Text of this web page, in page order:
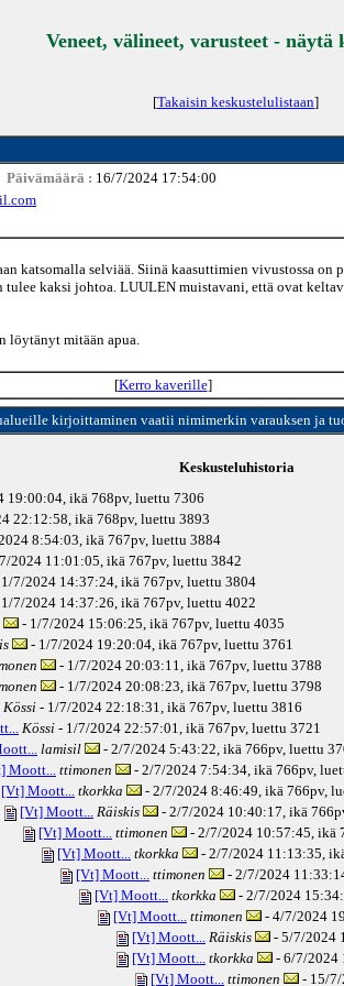
Veneet, välineet, varusteet - näytä
[Takaisin keskustelulistaan]
Päivämäärä : 16/7/2024 17:54:00
katsomalla selviää. Siinä kaasuttimien vivustossa
kaksi johtoa. LUULEN muistavani, että ovat
löytänyt mitään apua.
[Kerro kaverille]
kirjoittaminen vaatii nimimerkin varauksen ja
Keskusteluhistoria
19:00:04, ikä 768pv, luettu 7306
22:12:58, ikä 768pv, luettu 3893
8:54:03, ikä 767pv, luettu 3884
2024 11:01:05, ikä 767pv, luettu 3842
7/2024 14:37:24, ikä 767pv, luettu 3804
7/2024 14:37:26, ikä 767pv, luettu 4022
- 1/7/2024 15:06:25, ikä 767pv, luettu 4035
- 1/7/2024 19:20:04, ikä 767pv, luettu 3761
- 1/7/2024 20:03:11, ikä 767pv, luettu 3788
- 1/7/2024 20:08:23, ikä 767pv, luettu 3798
Kössi - 1/7/2024 22:18:31, ikä 767pv, luettu 3816
Kössi - 1/7/2024 22:57:01, ikä 767pv, luettu 3721
lamisil - 2/7/2024 5:43:22, ikä 766pv, luettu
Moott... ttimonen - 2/7/2024 7:54:34, ikä 766pv,
[Vt] Moott... tkorkka - 2/7/2024 8:46:49, ikä 766pv,
[Vt] Moott... Räiskis - 2/7/2024 10:40:17, ikä
[Vt] Moott... ttimonen - 2/7/2024 10:57:45, ikä
[Vt] Moott... tkorkka - 2/7/2024 11:13:35,
[Vt] Moott... ttimonen - 2/7/2024
[Vt] Moott... tkorkka - 2/7/2024
[Vt] Moott... ttimonen - 4/7/2024
[Vt] Moott... Räiskis - 5/7/2024
[Vt] Moott... tkorkka - 6/7/2024
[Vt] Moott... ttimonen - 15/